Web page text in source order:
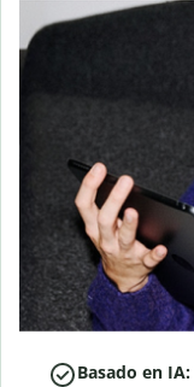
Basado en IA: